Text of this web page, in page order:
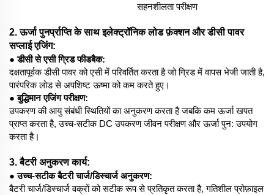
सहनशीलता परीक्षण
2. ऊर्जा पुनर्प्राप्ति के साथ इलेक्ट्रॉनिक लोड फ़ंक्शन और डीसी पावर
सप्लाई एजिंग:
● डीसी से एसी ग्रिड फीडबैक:
दक्षतापूर्वक डीसी पावर को एसी में परिवर्तित करता है जो ग्रिड में वापस भेजी जाती है,
पारंपरिक लोड से अपशिष्ट ऊष्मा को कम करते हुए।
● बुद्धिमान एजिंग परीक्षण:
उपकरण की आयु संबंधी स्थितियों का अनुकरण करता है जबकि कम ऊर्जा खपत
प्राप्त करता है, उच्च-सटीक DC उपकरण जीवन परीक्षण और ऊर्जा पुन: उपयोग
करता है।
3. बैटरी अनुकरण कार्य:
● उच्च-सटीक बैटरी चार्ज/डिस्चार्ज अनुकरण:
बैटरी चार्ज/डिस्चार्ज वक्रों को सटीक रूप से प्रतिकृत करता है, गतिशील प्रोफ़ाइल